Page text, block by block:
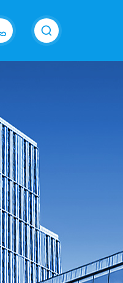
13607322318